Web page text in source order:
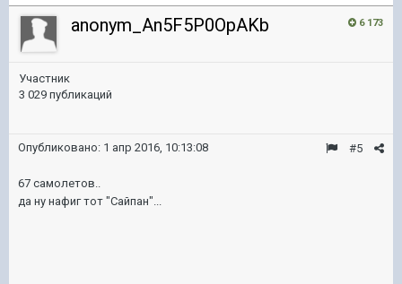
6 173
anonym_An5F5P0OpAKb
Участник
3 029 публикаций
#5
Опубликовано: 1 апр 2016, 10:13:08
67 самолетов..
да ну нафиг тот "Сайпан"...